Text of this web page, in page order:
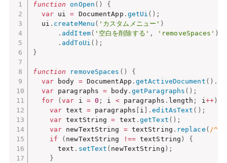
function onOpen ( )
{
var ui = DocumentApp . getUi ( ) ;
  ui
. createMenu ( 'カスタムメニュー' )
. addItem( '空白を削除する' , 'removeSpaces' )
. addToUi ( ) ;
}
function removeSpaces ( )
{
var body = DocumentApp . getActiveDocument ( ) .
var paragraphs = body. getParagraphs ( ) ;
for
(var i = 0 ; i < paragraphs . length ; i++)
var text = paragraphs i .editAsText ( ) ;
var textString = text .getText ( ) ;
var newTextString = textString . replace ( /^[
if
( newTextString !== textString )
{
      text
. setText ( newTextString ) ;
}